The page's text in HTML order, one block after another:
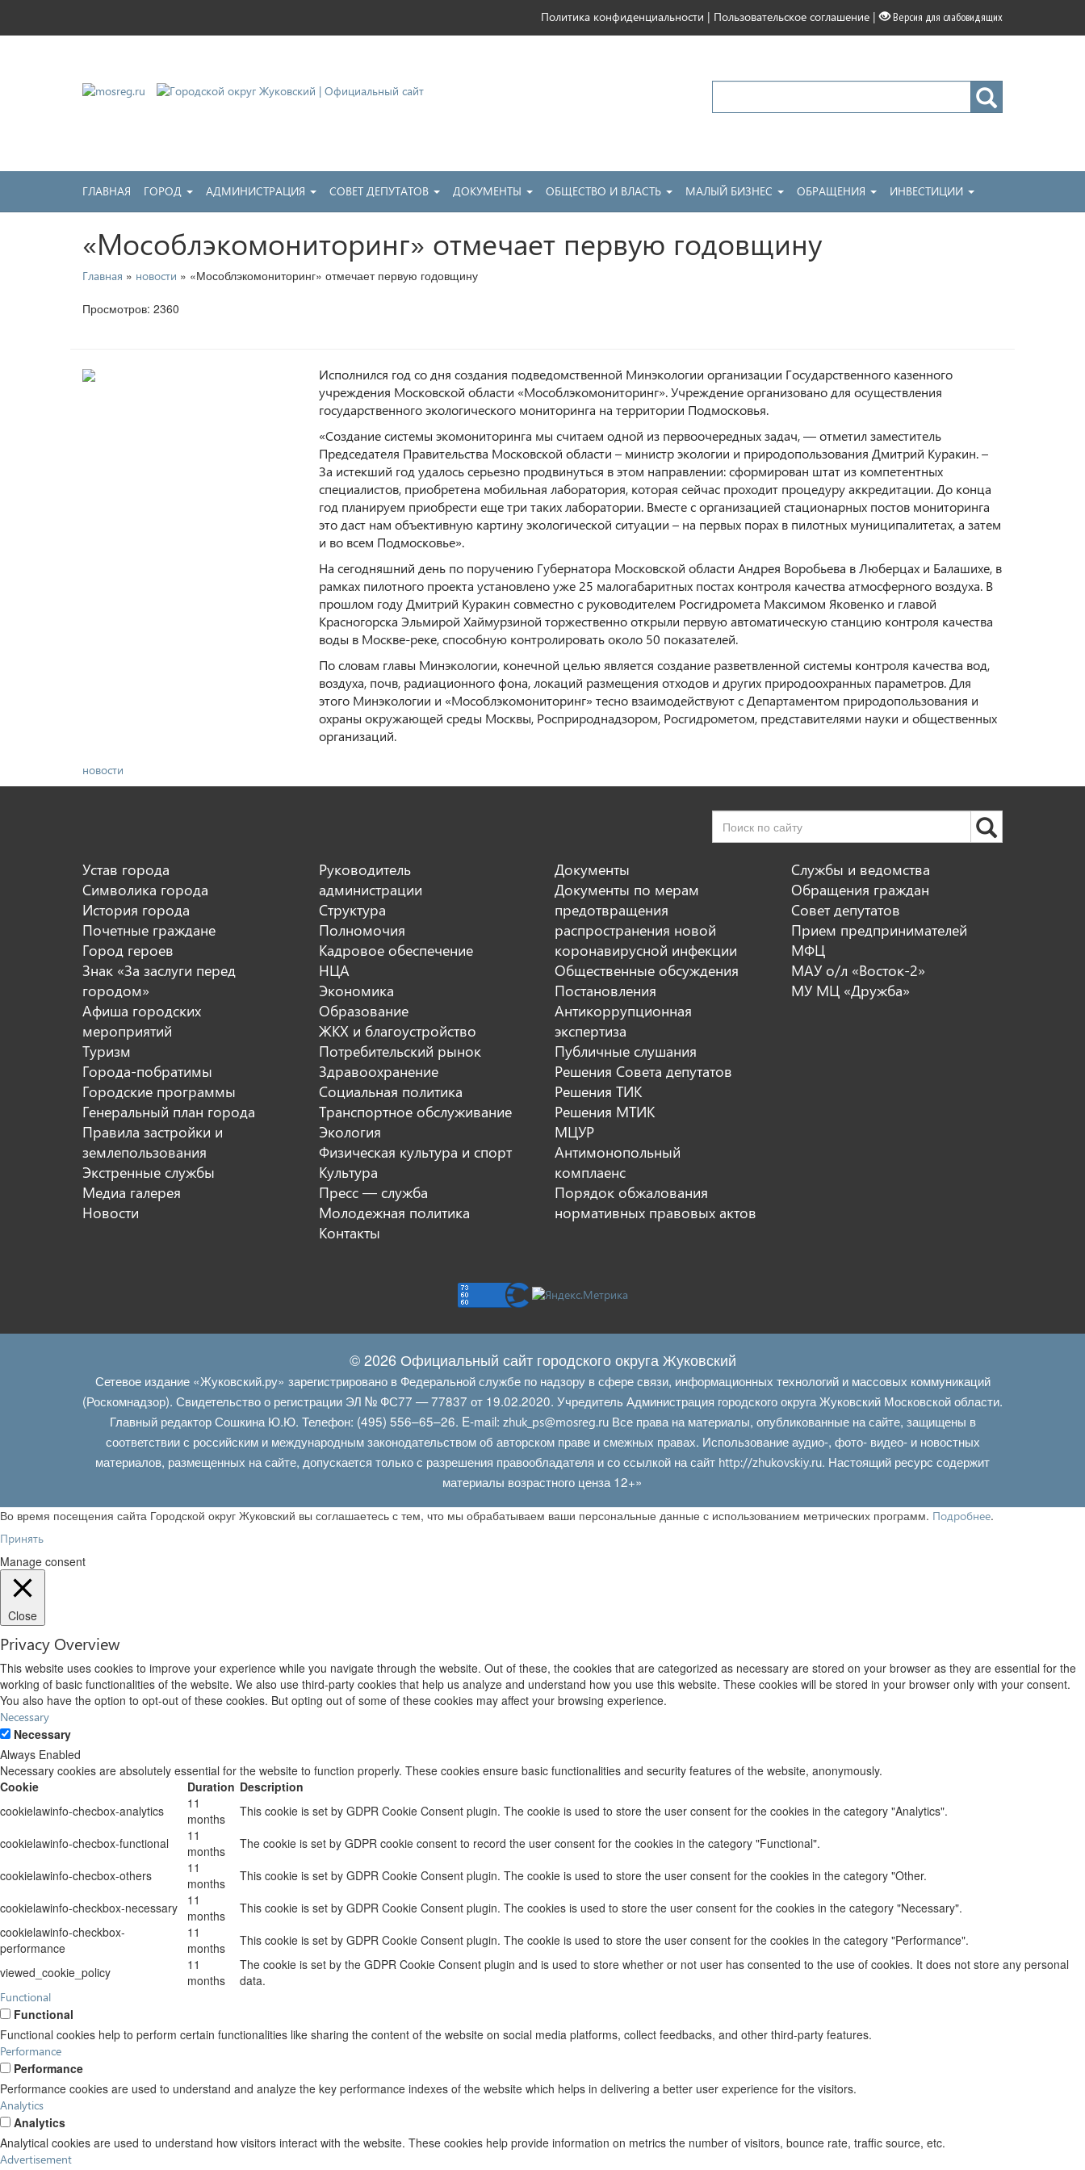
Политика конфиденциальности | Пользовательское соглашение | Версия для слабовидящих
ГЛАВНАЯ ГОРОД АДМИНИСТРАЦИЯ СОВЕТ ДЕПУТАТОВ ДОКУМЕНТЫ ОБЩЕСТВО И ВЛАСТЬ МАЛЫЙ БИЗНЕС ОБРАЩЕНИЯ ИНВЕСТИЦИИ
«Мособлэкомониторинг» отмечает первую годовщину
Главная » новости » «Мособлэкомониторинг» отмечает первую годовщину
Просмотров: 2360
Исполнился год со дня создания подведомственной Минэкологии организации Государственного казенного
учреждения Московской области «Мособлэкомониторинг». Учреждение организовано для осуществления
государственного экологического мониторинга на территории Подмосковья.
«Создание системы экомониторинга мы считаем одной из первоочередных задач, — отметил заместитель
Председателя Правительства Московской области – министр экологии и природопользования Дмитрий Куракин. –
За истекший год удалось серьезно продвинуться в этом направлении: сформирован штат из компетентных
специалистов, приобретена мобильная лаборатория, которая сейчас проходит процедуру аккредитации. До конца
год планируем приобрести еще три таких лаборатории. Вместе с организацией стационарных постов мониторинга
это даст нам объективную картину экологической ситуации – на первых порах в пилотных муниципалитетах, а затем
и во всем Подмосковье».
На сегодняшний день по поручению Губернатора Московской области Андрея Воробьева в Люберцах и Балашихе, в
рамках пилотного проекта установлено уже 25 малогабаритных постах контроля качества атмосферного воздуха. В
прошлом году Дмитрий Куракин совместно с руководителем Росгидромета Максимом Яковенко и главой
Красногорска Эльмирой Хаймурзиной торжественно открыли первую автоматическую станцию контроля качества
воды в Москве-реке, способную контролировать около 50 показателей.
По словам главы Минэкологии, конечной целью является создание разветвленной системы контроля качества вод,
воздуха, почв, радиационного фона, локаций размещения отходов и других природоохранных параметров. Для
этого Минэкологии и «Мособлэкомониторинг» тесно взаимодействуют с Департаментом природопользования и
охраны окружающей среды Москвы, Росприроднадзором, Росгидрометом, представителями науки и общественных
организаций.
новости
Устав города
Символика города
История города
Почетные граждане
Город героев
Знак «За заслуги перед
городом»
Афиша городских
мероприятий
Туризм
Города-побратимы
Городские программы
Генеральный план города
Правила застройки и
землепользования
Экстренные службы
Медиа галерея
Новости
Руководитель
администрации
Структура
Полномочия
Кадровое обеспечение
НЦА
Экономика
Образование
ЖКХ и благоустройство
Потребительский рынок
Здравоохранение
Социальная политика
Транспортное обслуживание
Экология
Физическая культура и спорт
Культура
Пресс — служба
Молодежная политика
Контакты
Документы
Документы по мерам
предотвращения
распространения новой
коронавирусной инфекции
Общественные обсуждения
Постановления
Антикоррупционная
экспертиза
Публичные слушания
Решения Совета депутатов
Решения ТИК
Решения МТИК
МЦУР
Антимонопольный
комплаенс
Порядок обжалования
нормативных правовых актов
Службы и ведомства
Обращения граждан
Совет депутатов
Прием предпринимателей
МФЦ
МАУ о/л «Восток-2»
МУ МЦ «Дружба»
© 2026 Официальный сайт городского округа Жуковский
Сетевое издание «Жуковский.ру» зарегистрировано в Федеральной службе по надзору в сфере связи, информационных технологий и массовых коммуникаций
(Роскомнадзор). Свидетельство о регистрации ЭЛ № ФС77 — 77837 от 19.02.2020. Учредитель Администрация городского округа Жуковский Московской области.
Главный редактор Сошкина Ю.Ю. Телефон: (495) 556–65–26. E‑mail: zhuk_ps@mosreg.ruВсе права на материалы, опубликованные на сайте, защищены в
соответствии с российским и международным законодательством об авторском праве и смежных правах. Использование аудио-, фото- видео- и новостных
материалов, размещенных на сайте, допускается только с разрешения правообладателя и со ссылкой на сайт http://zhukovskiy.ru. Настоящий ресурс содержит
материалы возрастного ценза 12+»
Во время посещения сайта Городской округ Жуковский вы соглашаетесь с тем, что мы обрабатываем ваши персональные данные с использованием метрических программ. Подробнее.
Принять
Manage consent
Close
Privacy Overview
This website uses cookies to improve your experience while you navigate through the website. Out of these, the cookies that are categorized as necessary are stored on your browser as they are essential for the
working of basic functionalities of the website. We also use third-party cookies that help us analyze and understand how you use this website. These cookies will be stored in your browser only with your consent.
You also have the option to opt-out of these cookies. But opting out of some of these cookies may affect your browsing experience.
Necessary
Necessary
Always Enabled
Necessary cookies are absolutely essential for the website to function properly. These cookies ensure basic functionalities and security features of the website, anonymously.
Cookie
Duration Description
cookielawinfo-checbox-analytics
11
months
This cookie is set by GDPR Cookie Consent plugin. The cookie is used to store the user consent for the cookies in the category "Analytics".
cookielawinfo-checbox-functional
11
months
The cookie is set by GDPR cookie consent to record the user consent for the cookies in the category "Functional".
cookielawinfo-checbox-others
11
months
This cookie is set by GDPR Cookie Consent plugin. The cookie is used to store the user consent for the cookies in the category "Other.
cookielawinfo-checkbox-necessary
11
months
This cookie is set by GDPR Cookie Consent plugin. The cookies is used to store the user consent for the cookies in the category "Necessary".
cookielawinfo-checkbox-
performance
11
months
This cookie is set by GDPR Cookie Consent plugin. The cookie is used to store the user consent for the cookies in the category "Performance".
viewed_cookie_policy
11
months
The cookie is set by the GDPR Cookie Consent plugin and is used to store whether or not user has consented to the use of cookies. It does not store any personal
data.
Functional
Functional
Functional cookies help to perform certain functionalities like sharing the content of the website on social media platforms, collect feedbacks, and other third-party features.
Performance
Performance
Performance cookies are used to understand and analyze the key performance indexes of the website which helps in delivering a better user experience for the visitors.
Analytics
Analytics
Analytical cookies are used to understand how visitors interact with the website. These cookies help provide information on metrics the number of visitors, bounce rate, traffic source, etc.
Advertisement